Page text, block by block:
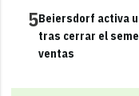
5Beiersdorf activa
tras cerrar el
ventas